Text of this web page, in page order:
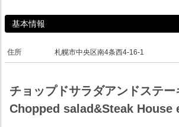
基本情報
住所 札幌市中央区南4条西4-16-1
チョップドサラダアンドステー
Chopped salad&Steak House